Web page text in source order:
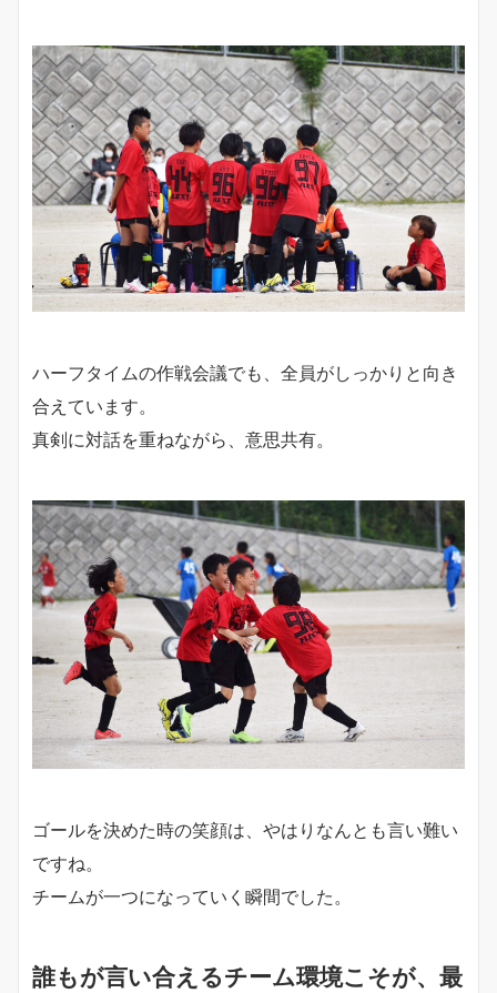
ハーフタイムの作戦会議でも、全員がしっかりと向き
合えています。
真剣に対話を重ねながら、意思共有。
ゴールを決めた時の笑顔は、やはりなんとも言い難い
ですね。
チームが一つになっていく瞬間でした。
誰もが言い合えるチーム環境こそが、最